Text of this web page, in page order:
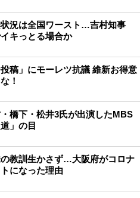
況は全国ワースト…吉村知事
キっとる場合か
稿」にモーレツ抗議 維新お得意
！
橋下・松井3氏が出演したMBS
」の目
教訓生かさず…大阪府がコロナ
になった理由